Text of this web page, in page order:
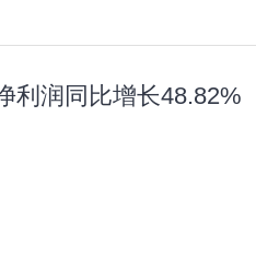
利润同比增长48.82%